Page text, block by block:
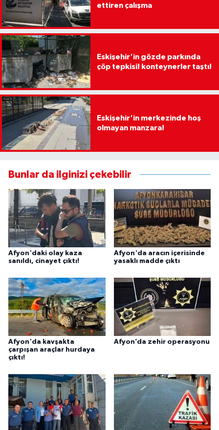
ettiren çalışma
Eskişehir'in gözde parkında
çöp tepkisi! konteynerler taştı!
Eskişehir'in merkezinde hoş
olmayan manzara!
Bunlar da ilginizi çekebilir
Afyon'daki olay kaza
sanıldı, cinayet çıktı!
Afyon'da aracın içerisinde
yasaklı madde çıktı
Afyon'da kavşakta
çarpışan araçlar hurdaya
çıktı!
Afyon’da zehir operasyonu